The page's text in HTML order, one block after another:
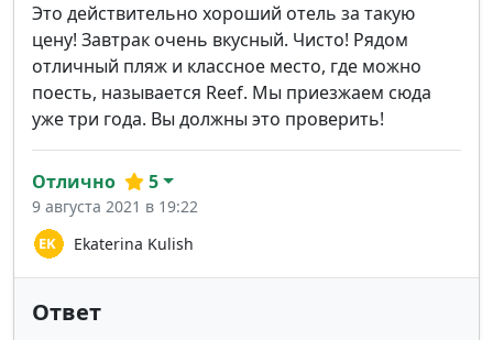
Это действительно хороший отель за такую
цену! Завтрак очень вкусный. Чисто! Рядом
отличный пляж и классное место, где можно
поесть, называется Reef. Мы приезжаем сюда
уже три года. Вы должны это проверить!
Ekaterina Kulish
Отлично 5
9 августа 2021 в 19:22
Ответ